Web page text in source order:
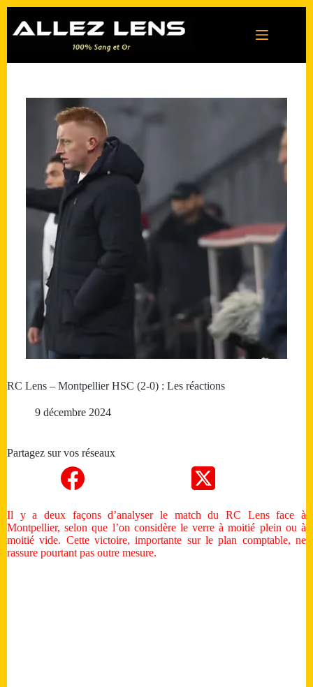
contenu
RC Lens – Montpellier HSC (2-0) : Les réactions
9 décembre 2024
Partagez sur vos réseaux
Il y a deux façons d’analyser le match du RC Lens face à
Montpellier, selon que l’on considère le verre à moitié plein ou à
moitié vide. Cette victoire, importante sur le plan comptable, ne
rassure pourtant pas outre mesure.